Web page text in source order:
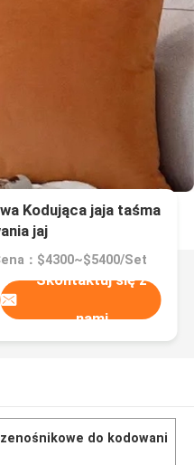
Kodująca jaja taśma
jaj
：$4300~$5400/Set
Skontaktuj się z
nami
do kodowani